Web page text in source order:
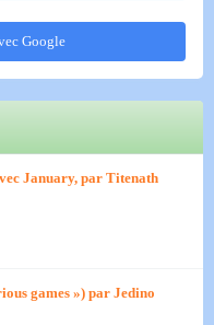
Google
January, par Titenath
games ») par Jedino